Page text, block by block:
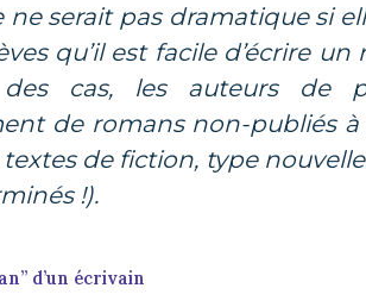
serait pas dramatique si
qu’il est facile d’écrire
des cas, les auteurs de
de romans non-publiés
textes de fiction, type
!).
d’un écrivain